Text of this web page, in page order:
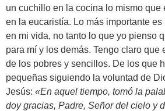
un cuchillo en la cocina lo mismo que
en la eucaristía. Lo más importante
en mi vida, no tanto lo que yo pienso
para mí y los demás. Tengo claro que
de los pobres y sencillos. De los que
pequeñas siguiendo la voluntad de
Jesús: «En aquel tiempo, tomó la
doy gracias, Padre, Señor del cielo y